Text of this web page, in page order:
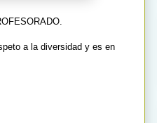
a la diversidad y es en